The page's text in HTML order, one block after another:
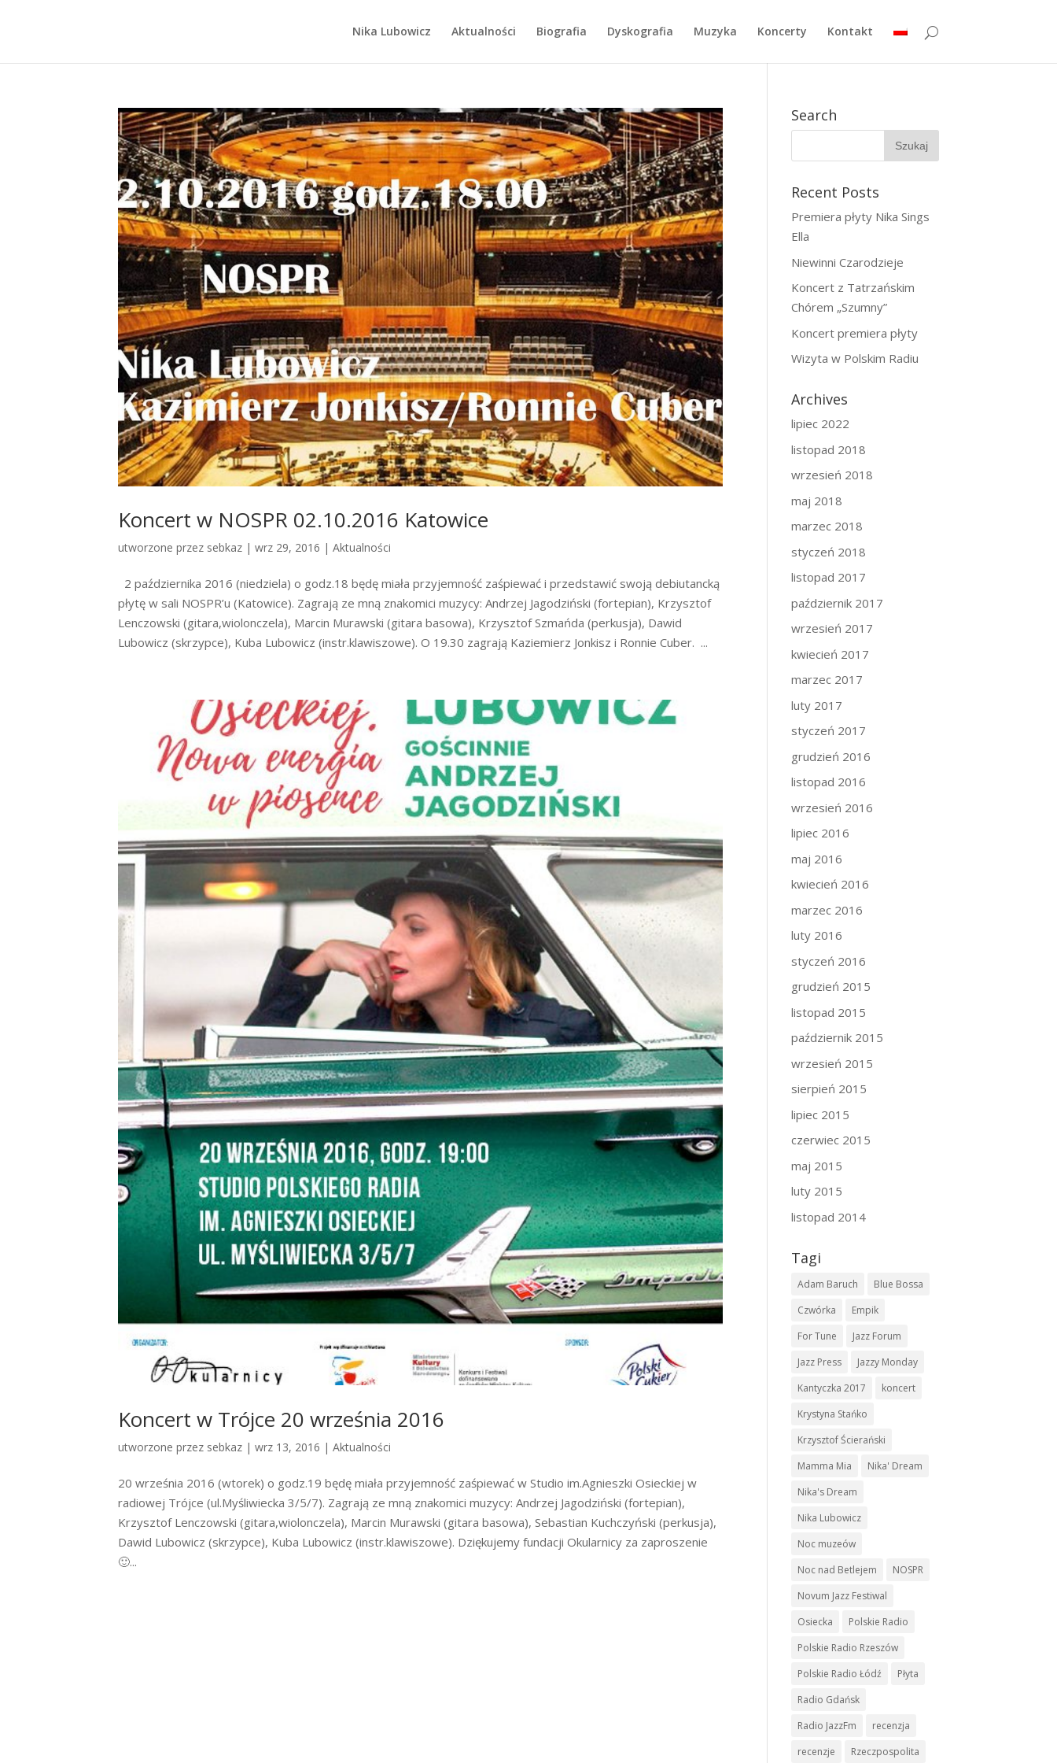
Nika Lubowicz Aktualności Biografia Dyskografia Muzyka Koncerty Kontakt
Koncert w NOSPR 02.10.2016 Katowice
utworzone przez sebkaz | wrz 29, 2016 | Aktualności
2 października 2016 (niedziela) o godz.18 będę miała przyjemność zaśpiewać i przedstawić swoją debiutancką
płytę w sali NOSPR’u (Katowice). Zagrają ze mną znakomici muzycy: Andrzej Jagodziński (fortepian), Krzysztof
Lenczowski (gitara,wiolonczela), Marcin Murawski (gitara basowa), Krzysztof Szmańda (perkusja), Dawid
Lubowicz (skrzypce), Kuba Lubowicz (instr.klawiszowe). O 19.30 zagrają Kaziemierz Jonkisz i Ronnie Cuber. ...
Koncert w Trójce 20 września 2016
utworzone przez sebkaz | wrz 13, 2016 | Aktualności
20 września 2016 (wtorek) o godz.19 będę miała przyjemność zaśpiewać w Studio im.Agnieszki Osieckiej w
radiowej Trójce (ul.Myśliwiecka 3/5/7). Zagrają ze mną znakomici muzycy: Andrzej Jagodziński (fortepian),
Krzysztof Lenczowski (gitara,wiolonczela), Marcin Murawski (gitara basowa), Sebastian Kuchczyński (perkusja),
Dawid Lubowicz (skrzypce), Kuba Lubowicz (instr.klawiszowe). Dziękujemy fundacji Okularnicy za zaproszenie
🙂...
Search
Recent Posts
Premiera płyty Nika Sings
Ella
Niewinni Czarodzieje
Koncert z Tatrzańskim
Chórem „Szumny”
Koncert premiera płyty
Wizyta w Polskim Radiu
Archives
lipiec 2022
listopad 2018
wrzesień 2018
maj 2018
marzec 2018
styczeń 2018
listopad 2017
październik 2017
wrzesień 2017
kwiecień 2017
marzec 2017
luty 2017
styczeń 2017
grudzień 2016
listopad 2016
wrzesień 2016
lipiec 2016
maj 2016
kwiecień 2016
marzec 2016
luty 2016
styczeń 2016
grudzień 2015
listopad 2015
październik 2015
wrzesień 2015
sierpień 2015
lipiec 2015
czerwiec 2015
maj 2015
luty 2015
listopad 2014
Tagi
Adam Baruch
Blue Bossa
Czwórka
Empik
For Tune
Jazz Forum
Jazz Press
Jazzy Monday
Kantyczka 2017
koncert
Krystyna Stańko
Krzysztof Ścierański
Mamma Mia
Nika' Dream
Nika's Dream
Nika Lubowicz
Noc muzeów
Noc nad Betlejem
NOSPR
Novum Jazz Festiwal
Osiecka
Polskie Radio
Polskie Radio Rzeszów
Polskie Radio Łódź
Płyta
Radio Gdańsk
Radio JazzFm
recenzja
recenzje
Rzeczpospolita